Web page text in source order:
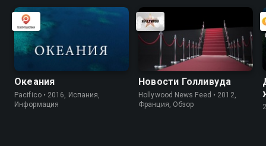
Океания
Pacifico • 2016, Испания,
Информация
Новости Голливуда
Hollywood News Feed • 2012,
Франция, Обзор